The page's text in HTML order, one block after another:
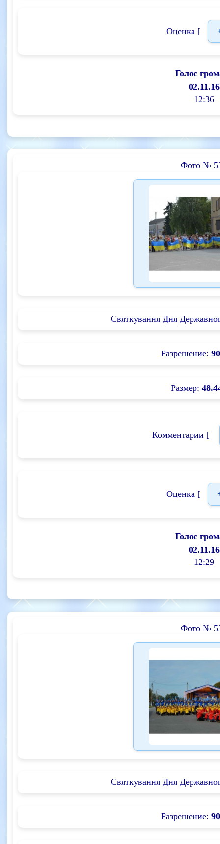
Оценка [
Голос
02.11.16
12:36
Фото №
Святкування Дня
Разрешение:
Размер:
Комментарии [
Оценка [
Голос
02.11.16
12:29
Фото №
Святкування Дня
Разрешение: